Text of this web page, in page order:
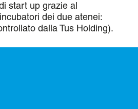
start up grazie al
dei due atenei:
dalla Tus Holding).